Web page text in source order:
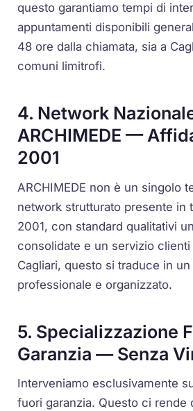
questo garantiamo tempi di
appuntamenti disponibili
48 ore dalla chiamata, sia a
comuni limitrofi.
4. Network
ARCHIMEDE —
2001
ARCHIMEDE non è un singolo
network strutturato presente in
2001, con standard qualitativi
consolidate e un servizio
Cagliari, questo si traduce in
professionale e organizzato.
5. Specializzazione
Garanzia — Senza
Interveniamo esclusivamente
fuori garanzia. Questo ci rende